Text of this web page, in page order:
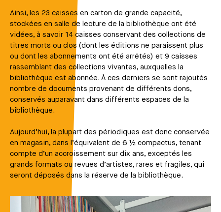
Ainsi, les 23 caisses en carton de grande capacité,
stockées en salle de lecture de la bibliothèque ont été
vidées, à savoir 14 caisses conservant des collections de
titres morts ou clos (dont les éditions ne paraissent plus
ou dont les abonnements ont été arrêtés) et 9 caisses
rassemblant des collections vivantes, auxquelles la
bibliothèque est abonnée. À ces derniers se sont rajoutés
nombre de documents provenant de différents dons,
conservés auparavant dans différents espaces de la
bibliothèque.
Aujourd’hui, la plupart des périodiques est donc conservée
en magasin, dans l’équivalent de 6 ½ compactus, tenant
compte d’un accroissement sur dix ans, exceptés les
grands formats ou revues d’artistes, rares et fragiles, qui
seront déposés dans la réserve de la bibliothèque.